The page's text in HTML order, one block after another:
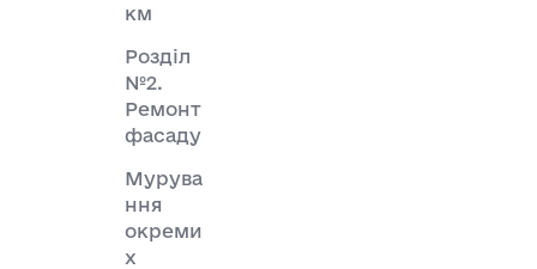
км
Розділ
№2.
Ремонт
фасаду
Мурува
ння
окреми
х